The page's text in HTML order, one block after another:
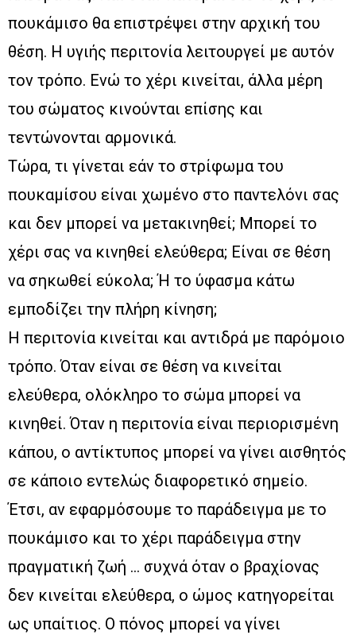
πουκάμισο θα επιστρέψει στην αρχική του
θέση. Η υγιής περιτονία λειτουργεί με αυτόν
τον τρόπο. Ενώ το χέρι κινείται, άλλα μέρη
του σώματος κινούνται επίσης και
τεντώνονται αρμονικά.
Τώρα, τι γίνεται εάν το στρίφωμα του
πουκαμίσου είναι χωμένο στο παντελόνι σας
και δεν μπορεί να μετακινηθεί; Μπορεί το
χέρι σας να κινηθεί ελεύθερα; Είναι σε θέση
να σηκωθεί εύκολα; Ή το ύφασμα κάτω
εμποδίζει την πλήρη κίνηση;
Η περιτονία κινείται και αντιδρά με παρόμοιο
τρόπο. Όταν είναι σε θέση να κινείται
ελεύθερα, ολόκληρο το σώμα μπορεί να
κινηθεί. Όταν η περιτονία είναι περιορισμένη
κάπου, ο αντίκτυπος μπορεί να γίνει αισθητός
σε κάποιο εντελώς διαφορετικό σημείο.
Έτσι, αν εφαρμόσουμε το παράδειγμα με το
πουκάμισο και το χέρι παράδειγμα στην
πραγματική ζωή … συχνά όταν ο βραχίονας
δεν κινείται ελεύθερα, ο ώμος κατηγορείται
ως υπαίτιος. Ο πόνος μπορεί να γίνει